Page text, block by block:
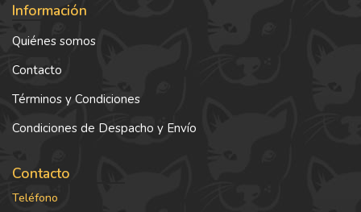
Información
Quiénes somos
Contacto
Términos y Condiciones
Condiciones de Despacho y Envío
Contacto
Teléfono